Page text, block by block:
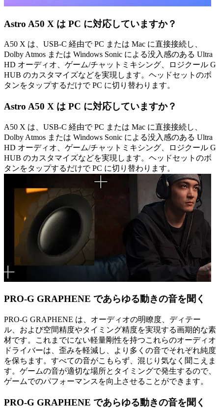
Astro A50 X は PC に対応していますか？
A50 X は、USB-C 経由で PC または Mac に直接接続し、
Dolby Atmos または Windows Sonic による没入感のある Ultra
HD オーディオ、ゲーム/チャットミキシング、ロジクール G
HUB のカスタマイズなどを実現します。ヘッドセットのボ
タンをタップするだけで PC に切り替わります。
Astro A50 X は PC に対応していますか？
A50 X は、USB-C 経由で PC または Mac に直接接続し、
Dolby Atmos または Windows Sonic による没入感のある Ultra
HD オーディオ、ゲーム/チャットミキシング、ロジクール G
HUB のカスタマイズなどを実現します。ヘッドセットのボ
タンをタップするだけで PC に切り替わります。
PRO-G GRAPHENE であらゆる動きの音を聞く
PRO-G GRAPHENE は、オーディオの明瞭度、ディテー
ル、および空間精度やタイミング精度を実現する画期的な素
材です。これまでにない軽量剛性を持つこれらのオーディオ
ドライバーは、歪みを軽減し、より多くの音でそれぞれ純度
を保ちます。すべての音がこもらず、混じり気なく聞こえま
す。ゲームの音が適切な場所とタイミングで発生するので、
ゲームでのパフォーマンスを向上させることができます。
PRO-G GRAPHENE であらゆる動きの音を聞く